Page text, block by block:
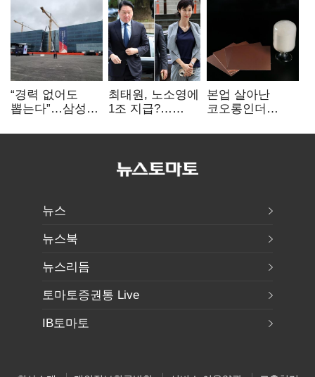
“경력 없어도
뽑는다”…삼성
반도체 인재
최태원, 노소영에
1조 지급?…
본업 살아난
코오롱인더
배터리 소재로
뉴스
뉴스북
뉴스리듬
토마토증권통 Live
IB토마토